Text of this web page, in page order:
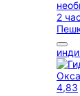
2
4,83